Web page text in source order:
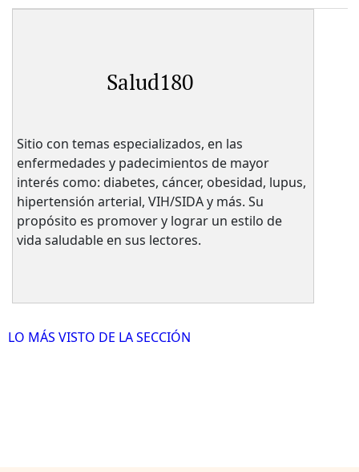
Salud180
Sitio con temas especializados, en las
enfermedades y padecimientos de mayor
interés como: diabetes, cáncer, obesidad, lupus,
hipertensión arterial, VIH/SIDA y más. Su
propósito es promover y lograr un estilo de
vida saludable en sus lectores.
LO MÁS VISTO DE LA SECCIÓN